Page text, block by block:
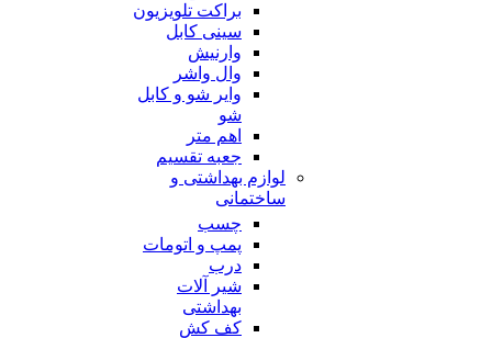
براکت تلویزیون
سینی کابل
وارنیش
وال واشر
وایر شو و کابل
شو
اهم متر
جعبه تقسیم
لوازم بهداشتی و
ساختمانی
چسب
پمپ و اتومات
درب
شیر آلات
بهداشتی
کف کش